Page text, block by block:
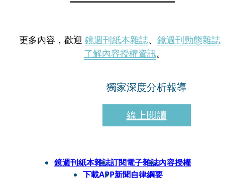
更多內容，歡迎 鏡週刊紙本雜誌、 鏡週刊動態雜誌
了解內容授權資訊。
獨家深度分析報導
線上閱讀
鏡週刊紙本雜誌訂閱電子雜誌內容授權
下載APP新聞自律綱要